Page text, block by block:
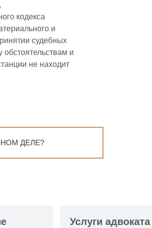
кодекса
и
судебных
обстоятельствам и
не находит
ДЕЛЕ?
Услуги